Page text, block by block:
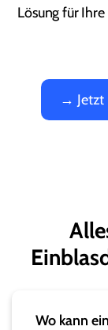
Lösung für
→ Jetzt
Wo kann